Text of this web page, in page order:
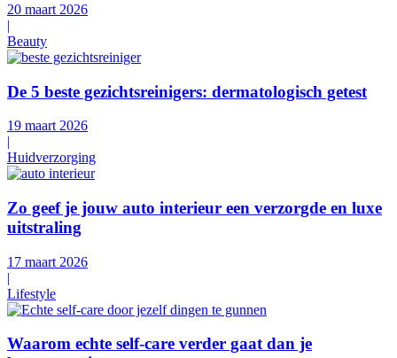
20 maart 2026
|
Beauty
De 5 beste gezichtsreinigers: dermatologisch getest
19 maart 2026
|
Huidverzorging
Zo geef je jouw auto interieur een verzorgde en luxe
uitstraling
17 maart 2026
|
Lifestyle
Waarom echte self-care verder gaat dan je